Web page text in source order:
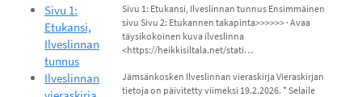
Sivu 1:
Etukansi,
Ilveslinnan
tunnus
Sivu 1: Etukansi, Ilveslinnan tunnus Ensimmäinen
sivu Sivu 2: Etukannen takapinta>>>>>> · Avaa
täysikokoinen kuva ilveslinna
<https://heikkisiltala.net/stati…
Ilveslinnan
Jämsänkosken Ilveslinnan vieraskirja Vieraskirjan
tietoja on päivitetty viimeksi 19.2.2026. * Selaile